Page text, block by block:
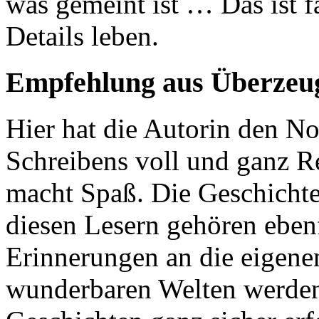
Details leben.
Empfehlung aus
Hier hat die Autorin den
Schreibens voll und ganz
macht Spaß. Die
diesen Lesern gehören
Erinnerungen an die
wunderbaren Welten